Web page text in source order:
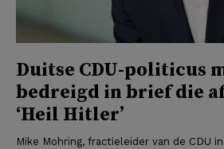
Duitse CDU-politicus
bedreigd in brief die
‘Heil Hitler’
Mike Mohring, fractieleider van de CDU